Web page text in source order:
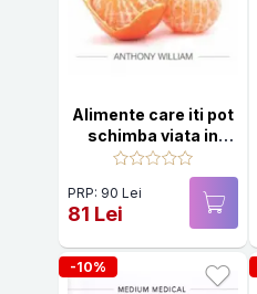
Alimente care iti pot
schimba viata in
bine (Medium
PRP: 90 Lei
81 Lei
-10%